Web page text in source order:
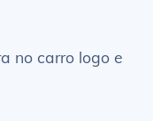
no carro logo e